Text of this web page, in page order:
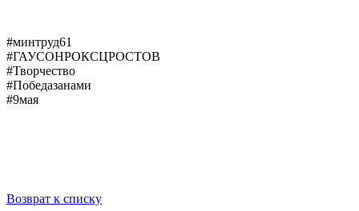
#минтруд61
#ГАУСОНРОКСЦРОСТОВ
#Творчество
#Победазанами
#9мая
Возврат к списку